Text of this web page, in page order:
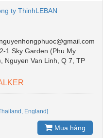
ty ThinhLEBAN
1 Sky Garden (Phu My
Nguyen Van Linh, Q 7, TP
England]
Mua hàng